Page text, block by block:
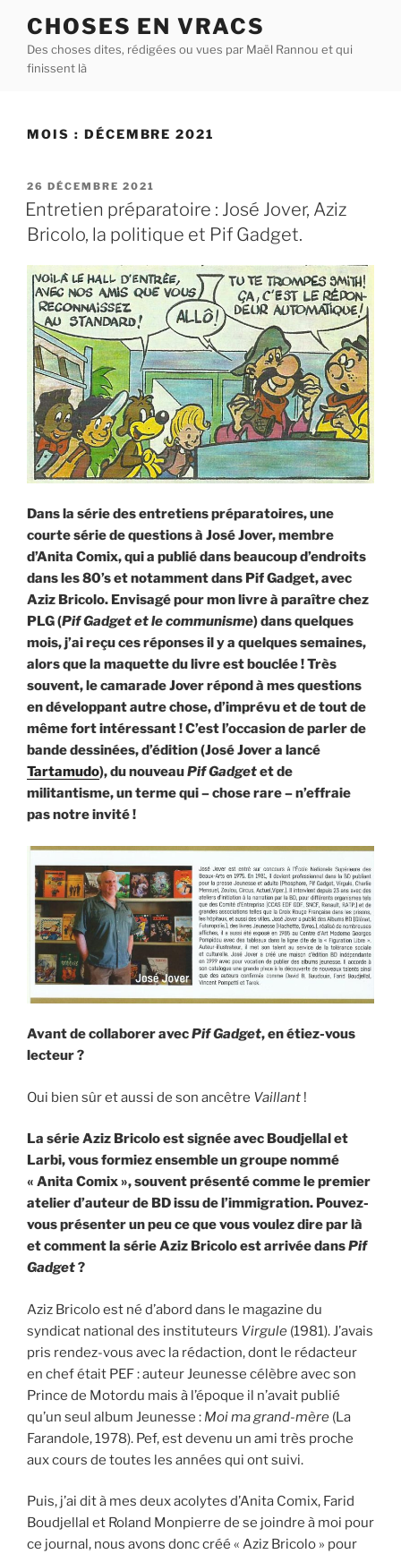
contenu
principal
CHOSES EN VRACS
Des choses dites, rédigées ou vues par Maël Rannou et qui
finissent là
MOIS : DÉCEMBRE 2021
PUBLIÉ
LE
26 DÉCEMBRE 2021
Entretien préparatoire : José Jover, Aziz
Bricolo, la politique et Pif Gadget.
Dans la série des entretiens préparatoires, une
courte série de questions à José Jover, membre
d’Anita Comix, qui a publié dans beaucoup d’endroits
dans les 80’s et notamment dans Pif Gadget, avec
Aziz Bricolo. Envisagé pour mon livre à paraître chez
PLG (Pif Gadget et le communisme) dans quelques
mois, j’ai reçu ces réponses il y a quelques semaines,
alors que la maquette du livre est bouclée ! Très
souvent, le camarade Jover répond à mes questions
en développant autre chose, d’imprévu et de tout de
même fort intéressant ! C’est l’occasion de parler de
bande dessinées, d’édition (José Jover a lancé
Tartamudo), du nouveauPif Gadgetet de
militantisme, un terme qui – chose rare – n’effraie
pas notre invité !
Avant de collaborer avecPif Gadget, en étiez-vous
lecteur ?
Oui bien sûr et aussi de son ancêtre Vaillant !
La série Aziz Bricolo est signée avec Boudjellal et
Larbi, vous formiez ensemble un groupe nommé
« Anita Comix », souvent présenté comme le premier
atelier d’auteur de BD issu de l’immigration. Pouvez-
vous présenter un peu ce que vous voulez dire par là
et comment la série Aziz Bricolo est arrivée dansPif
Gadget?
Aziz Bricolo est né d’abord dans le magazine du
syndicat national des instituteurs Virgule (1981). J’avais
pris rendez-vous avec la rédaction, dont le rédacteur
en chef était PEF : auteur Jeunesse célèbre avec son
Prince de Motordu mais à l’époque il n’avait publié
qu’un seul album Jeunesse : Moi ma grand-mère (La
Farandole, 1978). Pef, est devenu un ami très proche
aux cours de toutes les années qui ont suivi.
Puis, j’ai dit à mes deux acolytes d’Anita Comix, Farid
Boudjellal et Roland Monpierre de se joindre à moi pour
ce journal, nous avons donc créé « Aziz Bricolo » pour